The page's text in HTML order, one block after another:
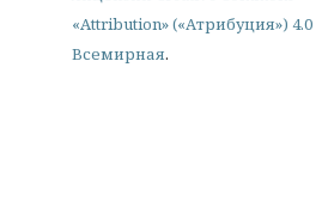
«Attribution» («Атрибуция») 4.0
Всемирная.